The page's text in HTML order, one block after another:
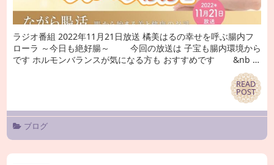
ラジオ番組 2022年11月21日放送 橘美はるの幸せを呼ぶ腸内フ
ローラ ～今日も絶好腸～ 今回の放送は 子宝も腸内環境から
です ホルモンバランスが気になる方も おすすめです &nb …
READ
POST
READ
POST
ブログ